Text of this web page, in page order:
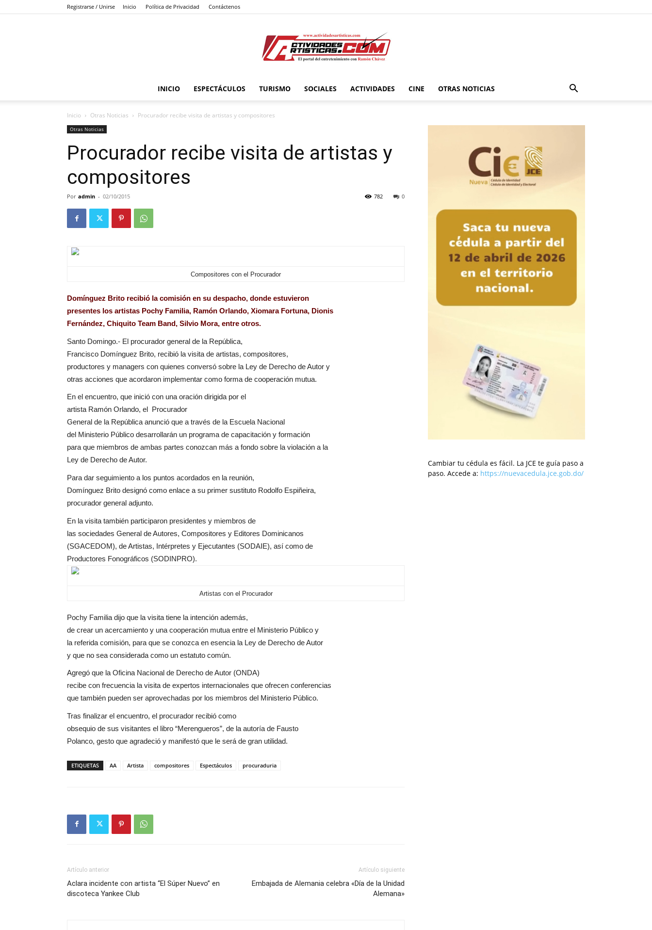
Registrarse / Unirse Inicio Política de Privacidad Contáctenos
Actividadesartisticas.com
INICIO ESPECTÁCULOS TURISMO SOCIALES ACTIVIDADES CINE OTRAS NOTICIAS
Inicio Otras Noticias Procurador recibe visita de artistas y compositores
Otras Noticias
Procurador recibe visita de artistas y
compositores
Por admin - 02/10/2015 0
782
Compositores con el Procurador
Domínguez Brito recibió la comisión en su despacho, donde estuvieron
presentes los artistas Pochy Familia, Ramón Orlando, Xiomara Fortuna, Dionis
Fernández, Chiquito Team Band, Silvio Mora, entre otros.
Santo Domingo.- El procurador general de la República,
Francisco Domínguez Brito, recibió la visita de artistas, compositores,
productores y managers con quienes conversó sobre la Ley de Derecho de Autor y
otras acciones que acordaron implementar como forma de cooperación mutua.
En el encuentro, que inició con una oración dirigida por el
artista Ramón Orlando, el Procurador
General de la República anunció que a través de la Escuela Nacional
del Ministerio Público desarrollarán un programa de capacitación y formación
para que miembros de ambas partes conozcan más a fondo sobre la violación a la
Ley de Derecho de Autor.
Para dar seguimiento a los puntos acordados en la reunión,
Domínguez Brito designó como enlace a su primer sustituto Rodolfo Espiñeira,
procurador general adjunto.
En la visita también participaron presidentes y miembros de
las sociedades General de Autores, Compositores y Editores Dominicanos
(SGACEDOM), de Artistas, Intérpretes y Ejecutantes (SODAIE), así como de
Productores Fonográficos (SODINPRO).
Artistas con el Procurador
Pochy Familia dijo que la visita tiene la intención además,
de crear un acercamiento y una cooperación mutua entre el Ministerio Público y
la referida comisión, para que se conozca en esencia la Ley de Derecho de Autor
y que no sea considerada como un estatuto común.
Agregó que la Oficina Nacional de Derecho de Autor (ONDA)
recibe con frecuencia la visita de expertos internacionales que ofrecen conferencias
que también pueden ser aprovechadas por los miembros del Ministerio Público.
Tras finalizar el encuentro, el procurador recibió como
obsequio de sus visitantes el libro “Merengueros”, de la autoría de Fausto
Polanco, gesto que agradeció y manifestó que le será de gran utilidad.
ETIQUETAS AA Artista compositores Espectáculos procuraduria
Artículo anterior
Aclara incidente con artista “El Súper Nuevo” en
discoteca Yankee Club
Artículo siguiente
Embajada de Alemania celebra «Día de la Unidad
Alemana»
Cambiar tu cédula es fácil. La JCE te guía paso a
paso. Accede a: https://nuevacedula.jce.gob.do/